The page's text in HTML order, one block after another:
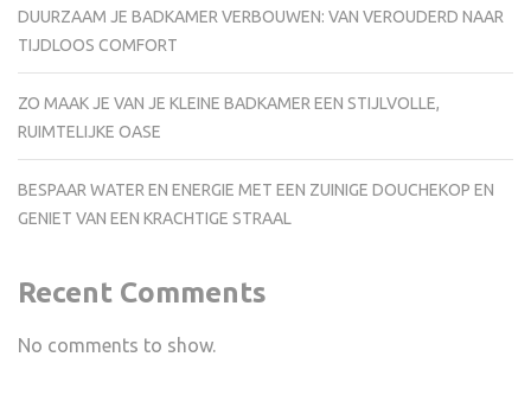
DUURZAAM JE BADKAMER VERBOUWEN: VAN VEROUDERD NAAR
TIJDLOOS COMFORT
ZO MAAK JE VAN JE KLEINE BADKAMER EEN STIJLVOLLE,
RUIMTELIJKE OASE
BESPAAR WATER EN ENERGIE MET EEN ZUINIGE DOUCHEKOP EN
GENIET VAN EEN KRACHTIGE STRAAL
Recent Comments
No comments to show.